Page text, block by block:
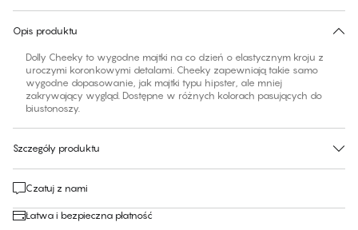
Opis produktu
Dolly Cheeky to wygodne majtki na co dzień o elastycznym kroju z
uroczymi koronkowymi detalami. Cheeky zapewniają takie samo
wygodne dopasowanie, jak majtki typu hipster, ale mniej
zakrywający wygląd. Dostępne w różnych kolorach pasujących do
biustonoszy.
Szczegóły produktu
Czatuj z nami
Łatwa i bezpieczna płatność